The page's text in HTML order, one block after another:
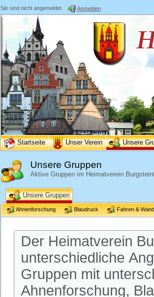
Sie sind nicht angemeldet. Anmelden
Startseite Unser Verein Unsere
Unsere Gruppen
Aktive Gruppen im Heimatverein
Unsere Gruppen
Ahnenforschung Blaudruck Fahren &
Der Heimatverein
unterschiedliche
Gruppen mit
Ahnenforschung,